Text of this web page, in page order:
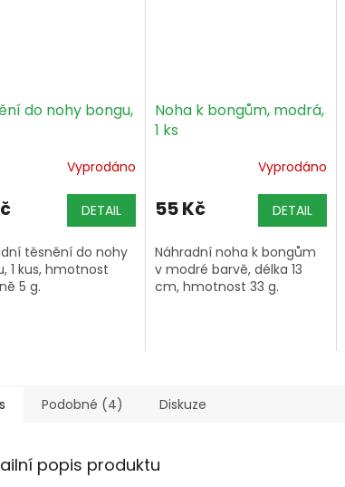
do nohy bongu,
Vyprodáno
DETAIL
těsnění do nohy
1 kus, hmotnost
5 g.
Noha k bongům, modrá,
1 ks
Vyprodáno
55 Kč DETAIL
Náhradní noha k bongům
v modré barvě, délka 13
cm, hmotnost 33 g.
Podobné (4) Diskuze
popis produktu